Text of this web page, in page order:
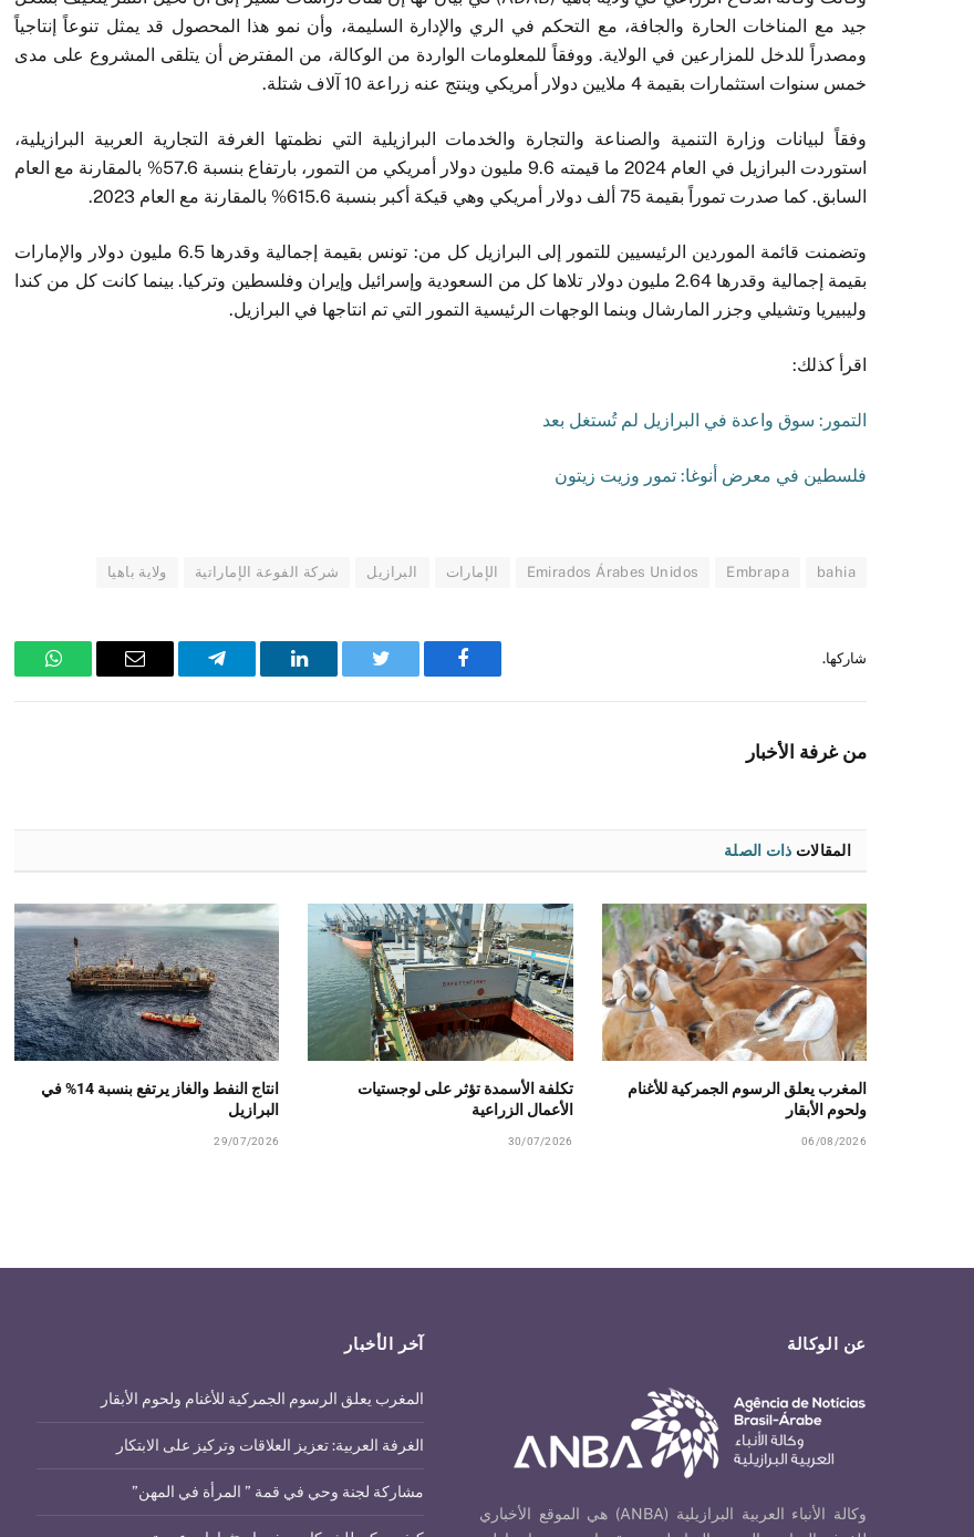
جيد مع المناخات الحارة والجافة، مع التحكم في الري والإدارة السليمة، وأن نمو هذا المحصول قد يمثل تنوعاً إنتاجياً
ومصدراً للدخل للمزارعين في الولاية. ووفقاً للمعلومات الواردة من الوكالة، من المفترض أن يتلقى المشروع على مدى
خمس سنوات استثمارات بقيمة 4 ملايين دولار أمريكي وينتج عنه زراعة 10 آلاف شتلة.
وفقاً لبيانات وزارة التنمية والصناعة والتجارة والخدمات البرازيلية التي نظمتها الغرفة التجارية العربية البرازيلية،
استوردت البرازيل في العام 2024 ما قيمته 9.6 مليون دولار أمريكي من التمور، بارتفاع بنسبة 57.6% بالمقارنة مع العام
السابق. كما صدرت تموراً بقيمة 75 ألف دولار أمريكي وهي قيكة أكبر بنسبة 615.6% بالمقارنة مع العام 2023.
وتضمنت قائمة الموردين الرئيسيين للتمور إلى البرازيل كل من: تونس بقيمة إجمالية وقدرها 6.5 مليون دولار والإمارات
بقيمة إجمالية وقدرها 2.64 مليون دولار تلاها كل من السعودية وإسرائيل وإيران وفلسطين وتركيا. بينما كانت كل من كندا
وليبيريا وتشيلي وجزر المارشال وبنما الوجهات الرئيسية التمور التي تم انتاجها في البرازيل.
اقرأ كذلك:
التمور: سوق واعدة في البرازيل لم تُستغل بعد
فلسطين في معرض أنوغا: تمور وزيت زيتون
bahia
Embrapa
Emirados Árabes Unidos الإمارات البرازيل شركة الفوعة الإماراتية ولاية باهيا
شاركها.
فيسبوك تويتر لينكدإن تيلقرام
البريد
واتساب
من غرفة الأخبار
المقالات ذات الصلة
المغرب يعلق الرسوم الجمركية للأغنام
ولحوم الأبقار
06/08/2026
تكلفة الأسمدة تؤثر على لوجستيات
الأعمال الزراعية
30/07/2026
انتاج النفط والغاز يرتفع بنسبة 14% في
البرازيل
29/07/2026
عن الوكالة
وكالة الأنباء العربية البرازيلية (ANBA) هي الموقع الأخباري
آخر الأخبار
المغرب يعلق الرسوم الجمركية للأغنام ولحوم الأبقار
الغرفة العربية: تعزيز العلاقات وتركيز على الابتكار
مشاركة لجنة وحي في قمة ” المرأة في المهن”